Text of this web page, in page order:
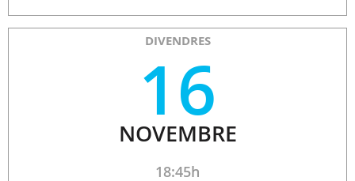
DIVENDRES
16
NOVEMBRE
18:45h